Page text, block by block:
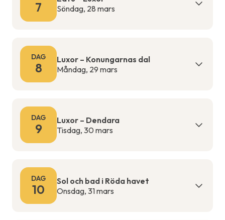
7
Söndag, 28 mars
DAG
8
Luxor – Konungarnas dal
Måndag, 29 mars
DAG
9
Luxor – Dendara
Tisdag, 30 mars
DAG
10
Sol och bad i Röda havet
Onsdag, 31 mars